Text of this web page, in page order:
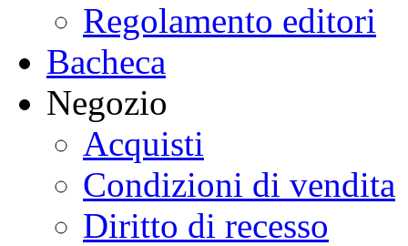
Regolamento editori
Bacheca
Negozio
Acquisti
Condizioni di vendita
Diritto di recesso